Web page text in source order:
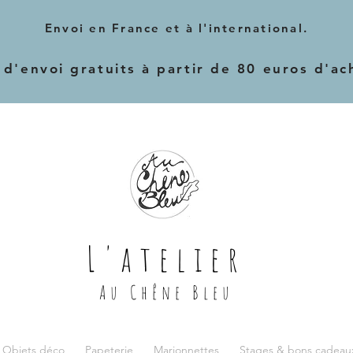
Envoi en France et à l'international.
d'envoi gratuits à partir de 80 euros
L'atelier
Au Chêne Bleu
Objets déco Papeterie Marionnettes Stages & bons